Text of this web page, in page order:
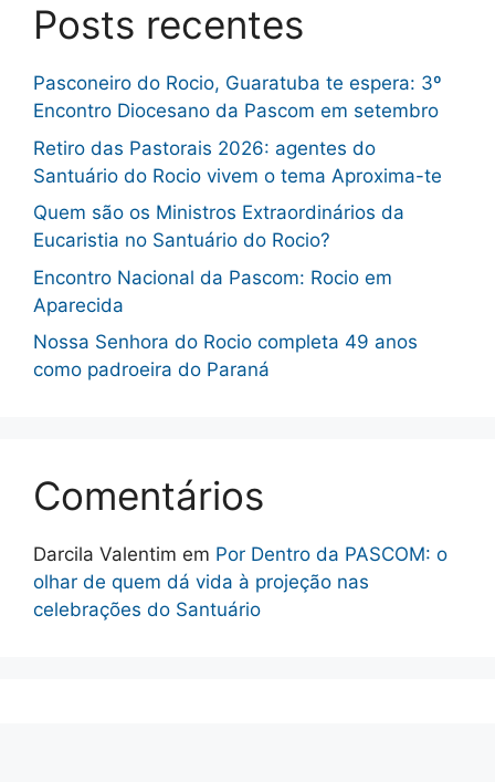
Posts recentes
Pasconeiro do Rocio, Guaratuba te espera: 3º
Encontro Diocesano da Pascom em setembro
Retiro das Pastorais 2026: agentes do
Santuário do Rocio vivem o tema Aproxima-te
Quem são os Ministros Extraordinários da
Eucaristia no Santuário do Rocio?
Encontro Nacional da Pascom: Rocio em
Aparecida
Nossa Senhora do Rocio completa 49 anos
como padroeira do Paraná
Comentários
Darcila Valentim em Por Dentro da PASCOM: o
olhar de quem dá vida à projeção nas
celebrações do Santuário